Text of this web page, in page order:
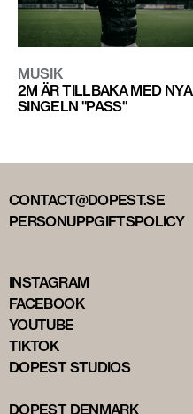
MUSIK
2M ÄR TILLBAKA MED NYA
SINGELN "PASS"
CONTACT@DOPEST.SE
PERSONUPPGIFTSPOLICY
INSTAGRAM
FACEBOOK
YOUTUBE
TIKTOK
DOPEST STUDIOS
DOPEST DENMARK